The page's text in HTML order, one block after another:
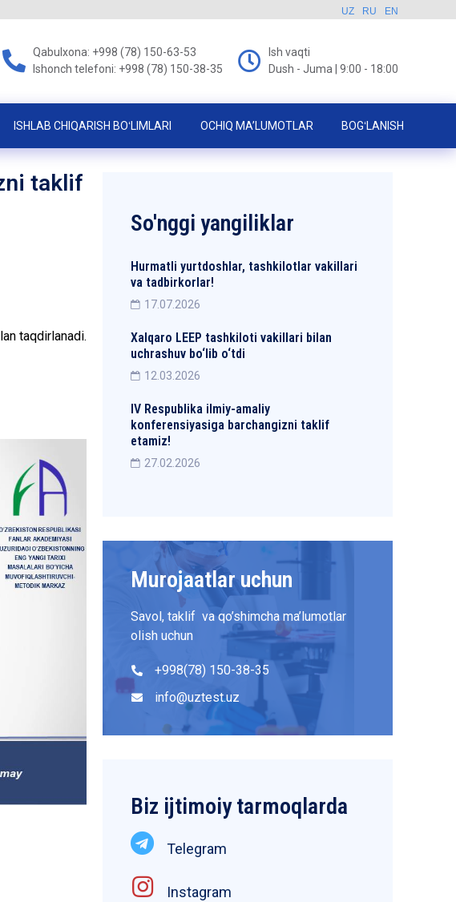
UZ RU EN
Qabulxona: +998 (78) 150-63-53
Ishonch telefoni: +998 (78) 150-38-35
Ish vaqti
Dush - Juma | 9:00 - 18:00
ISHLAB CHIQARISH BOʻLIMLARI OCHIQ MA’LUMOTLAR BOGʻLANISH
taklif
taqdirlanadi.
So'nggi yangiliklar
Hurmatli yurtdoshlar, tashkilotlar vakillari
va tadbirkorlar!
17.07.2026
Xalqaro LEEP tashkiloti vakillari bilan
uchrashuv bo‘lib o‘tdi
12.03.2026
IV Respublika ilmiy-amaliy
konferensiyasiga barchangizni taklif
etamiz!
27.02.2026
Murojaatlar uchun
Savol, taklif va qo’shimcha ma’lumotlar
olish uchun
+998(78) 150-38-35
info@uztest.uz
Biz ijtimoiy tarmoqlarda
Telegram
Instagram